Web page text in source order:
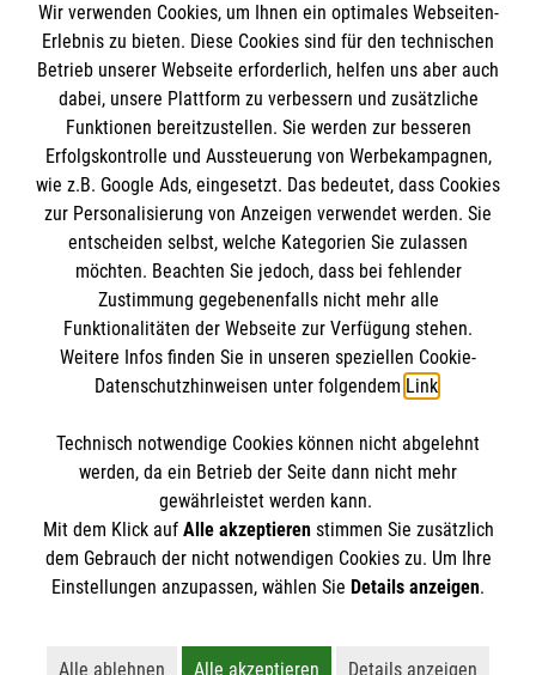
Informationen
Impressum
Datenschutz
Barrierefreiheit
Kontakt
Die Malteser
Malteser in Deutschland
Malteserorden
Sharepoint
Spendenkonto
IBAN: DE90 6005 0101 0001 2706 88
BIC: SOLADEST600
So finden Sie uns
Ambulanter Kinder- und Jugendhospizdienst
"Sonnenschein"
97980 Bad Mergentheim
Der Malteser Hilfsdienst e.V. ist als eingetragene
Gewerbesteuer befreit.
Wir verwenden Cookies, um Ihnen ein optimales Webseiten-
Erlebnis zu bieten. Diese Cookies sind für den technischen
Betrieb unserer Webseite erforderlich, helfen uns aber auch
dabei, unsere Plattform zu verbessern und zusätzliche
Funktionen bereitzustellen. Sie werden zur besseren
Erfolgskontrolle und Aussteuerung von Werbekampagnen,
wie z.B. Google Ads, eingesetzt. Das bedeutet, dass Cookies
zur Personalisierung von Anzeigen verwendet werden. Sie
entscheiden selbst, welche Kategorien Sie zulassen
möchten. Beachten Sie jedoch, dass bei fehlender
Zustimmung gegebenenfalls nicht mehr alle
Funktionalitäten der Webseite zur Verfügung stehen.
Weitere Infos finden Sie in unseren speziellen Cookie-
Datenschutzhinweisen unter folgendem Link.
Technisch notwendige Cookies können nicht abgelehnt
werden, da ein Betrieb der Seite dann nicht mehr
gewährleistet werden kann.
Mit dem Klick auf Alle akzeptierenstimmen Sie zusätzlich
dem Gebrauch der nicht notwendigen Cookies zu. Um Ihre
Einstellungen anzupassen, wählen Sie Details anzeigen.
Alle ablehnen Alle akzeptieren Details anzeigen